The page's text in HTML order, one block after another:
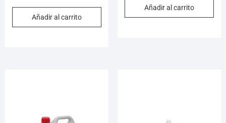
Añadir al carrito
Añadir al carrito